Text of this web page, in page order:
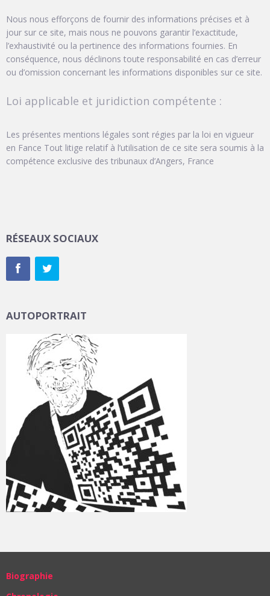
Nous nous efforçons de fournir des informations précises et à
jour sur ce site, mais nous ne pouvons garantir l’exactitude,
l’exhaustivité ou la pertinence des informations fournies. En
conséquence, nous déclinons toute responsabilité en cas d’erreur
ou d’omission concernant les informations disponibles sur ce site.
Loi applicable et juridiction compétente :
Les présentes mentions légales sont régies par la loi en vigueur
en Fance Tout litige relatif à l’utilisation de ce site sera soumis à la
compétence exclusive des tribunaux d’Angers, France
RÉSEAUX SOCIAUX
AUTOPORTRAIT
Biographie